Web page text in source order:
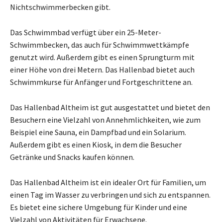
Nichtschwimmerbecken gibt.
Das Schwimmbad verfügt über ein 25-Meter-
Schwimmbecken, das auch für Schwimmwettkämpfe
genutzt wird. Außerdem gibt es einen Sprungturm mit
einer Höhe von drei Metern. Das Hallenbad bietet auch
Schwimmkurse für Anfänger und Fortgeschrittene an.
Das Hallenbad Altheim ist gut ausgestattet und bietet den
Besuchern eine Vielzahl von Annehmlichkeiten, wie zum
Beispiel eine Sauna, ein Dampfbad und ein Solarium.
Außerdem gibt es einen Kiosk, in dem die Besucher
Getränke und Snacks kaufen können.
Das Hallenbad Altheim ist ein idealer Ort für Familien, um
einen Tag im Wasser zu verbringen und sich zu entspannen.
Es bietet eine sichere Umgebung für Kinder und eine
Vielzahl von Aktivitäten für Erwachsene.